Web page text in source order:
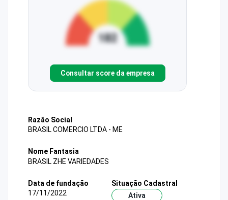
Consultar score da empresa
Razão Social
BRASIL COMERCIO LTDA - ME
Nome Fantasia
BRASIL ZHE VARIEDADES
Data de fundação
17/11/2022
Situação Cadastral
Ativa